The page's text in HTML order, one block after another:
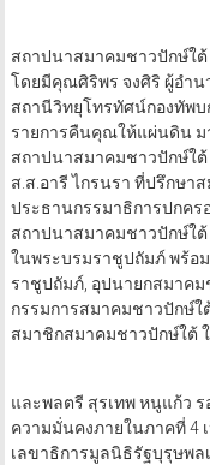
สถาปนาสมาคมชาวปักษ์ใ
โดยมีคุณศิริพร จงศิริ ผู้อำ
สถานีวิทยุโทรทัศน์กองทัพ
รายการคืนคุณให้แผ่นดิน
สถาปนาสมาคมชาวปักษ์ใ
ส.ส.อารี ไกรนรา ที่ปรึกษา
ประธานกรรมาธิการปกค
สถาปนาสมาคมชาวปักษ์ใต้
ในพระบรมราชูปถัมภ์ พร้อ
ราชูปถัมภ์, อุปนายกสมาค
กรรมการสมาคมชาวปักษ์ใ
สมาชิกสมาคมชาวปักษ์ใต้
และพลตรี สุรเทพ หนูแก้ว
ความมั่นคงภายในภาคที่ 4
เลขาธิการมูลนิธิรัฐบุรุษพ